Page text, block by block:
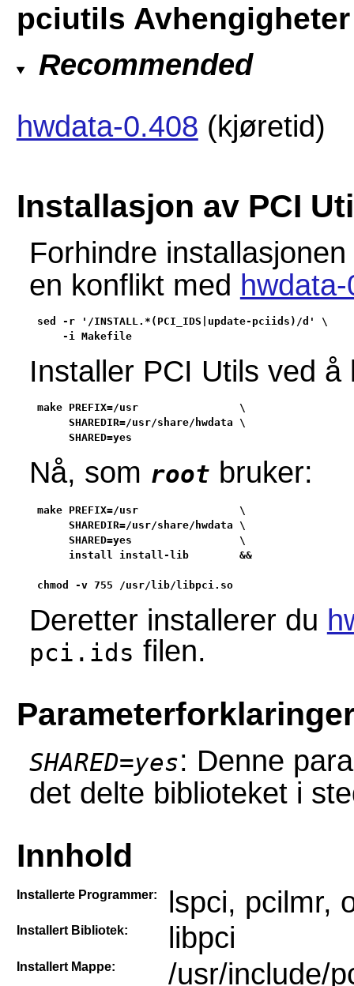
pciutils Avhengigheter
Recommended
hwdata-0.408 (kjøretid)
Installasjon av PCI
Forhindre
en konflikt med
sed -r '/INSTALL.*(PCI_IDS|update-pciids)/d' \
    -i Makefile
Installer PCI Utils ved
make PREFIX=/usr                \
     SHAREDIR=/usr/share/hwdata \
     SHARED=yes
Nå, som root bruker:
make PREFIX=/usr                \
     SHAREDIR=/usr/share/hwdata \
     SHARED=yes                 \
     install install-lib        &&
chmod -v 755 /usr/lib/libpci.so
Deretter installerer du
pci.ids filen.
SHARED=yes: Denne
det delte biblioteket i
Innhold
Installerte Programmer: lspci, pcilmr,
Installert Bibliotek: libpci
Installert Mappe: /usr/include/